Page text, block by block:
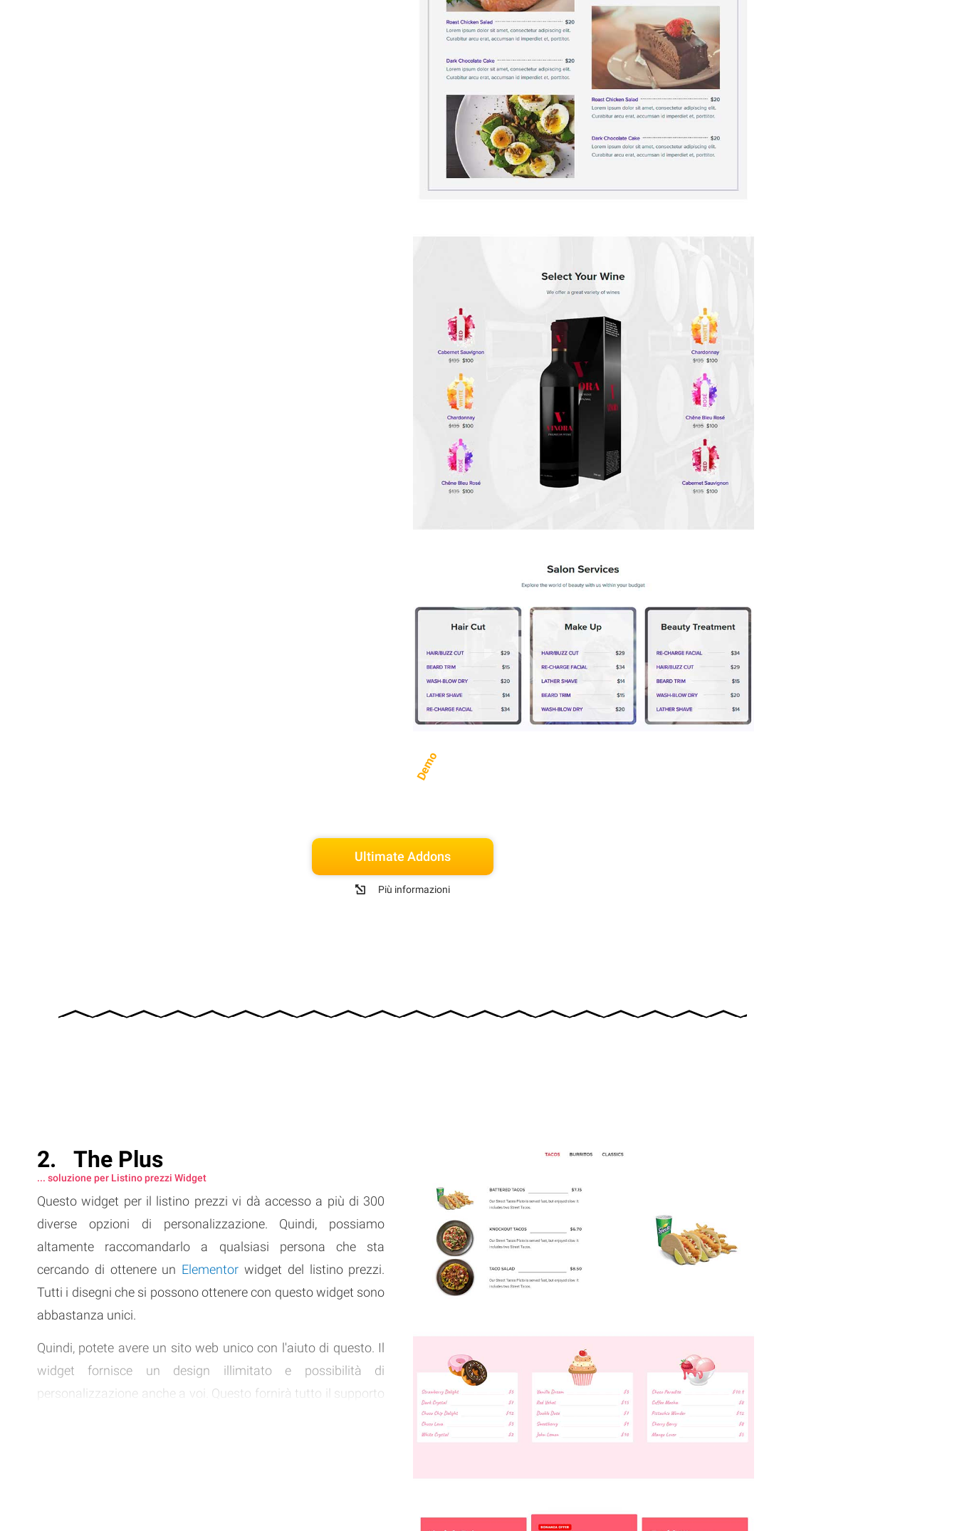
Demo
Ultimate Addons
Più informazioni
The Plus
... soluzione per Listino prezzi Widget
Questo widget per il listino prezzi vi dà accesso a più di 300
diverse opzioni di personalizzazione. Quindi, possiamo
altamente raccomandarlo a qualsiasi persona che sta
cercando di ottenere un Elementor widget del listino prezzi.
Tutti i disegni che si possono ottenere con questo widget sono
abbastanza unici.
Quindi, potete avere un sito web unico con l'aiuto di questo. Il
widget fornisce un design illimitato e possibilità di
personalizzazione anche a voi. Questo fornirà tutto il supporto